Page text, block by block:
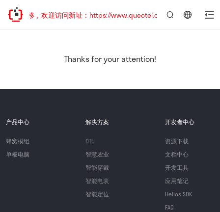
址已迁移，欢迎访问新址：https://www.quectel.com.cn
Thanks for your attention!
产品中心
蜂窝模组
单板电脑
解决方案
DTU
智慧农业
智能穿戴
智能电表
智能定位
开发者中心
资源下载
文档中心
开发工具
应用笔记
Helios SDK
FAQ